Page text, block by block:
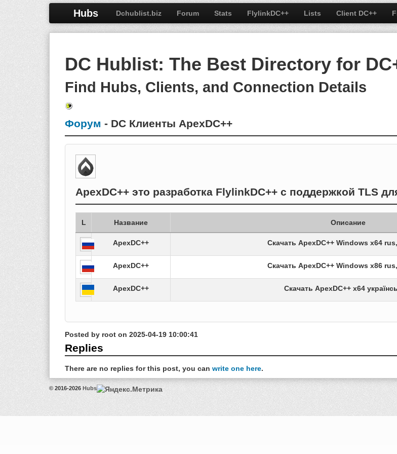
Hubs Dchublist.biz Forum Stats FlylinkDC++ Lists Client DC++
DC Hublist: The Best Directory for
Find Hubs, Clients, and Connection Details
Форум - DC Клиенты ApexDC++
ApexDC++ это разработка FlylinkDC++ с поддержкой TLS
L Название Описание
ApexDC++ Скачать ApexDC++ Windows x64
ApexDC++ Скачать ApexDC++ Windows x86
ApexDC++ Скачать ApexDC++ x64
Posted by root on 2025-04-19 10:00:41
Replies
There are no replies for this post, you can write one here.
© 2016-2026 Hubs